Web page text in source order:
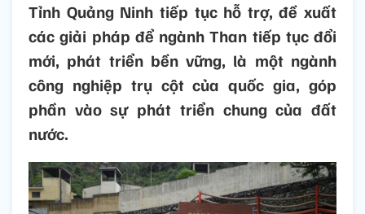
Tỉnh Quảng Ninh tiếp tục hỗ trợ, đề xuất
các giải pháp để ngành Than tiếp tục đổi
mới, phát triển bền vững, là một ngành
công nghiệp trụ cột của quốc gia, góp
phần vào sự phát triển chung của đất
nước.